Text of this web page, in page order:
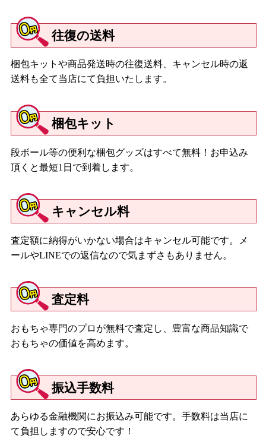
往復の送料
梱包キットや商品発送時の往復送料、キャンセル時の返
送料も全て当店にて負担いたします。
梱包キット
段ボール等の便利な梱包グッズはすべて無料！お申込み
頂くと最短1日で到着します。
キャンセル料
査定額に納得がいかない場合はキャンセル可能です。メ
ールやLINEでの返信なので気まずさもありません。
査定料
おもちゃ専門のプロが無料で査定し、豊富な商品知識で
おもちゃの価値を高めます。
振込手数料
あらゆる金融機関にお振込み可能です。手数料は当店に
て負担しますので安心です！